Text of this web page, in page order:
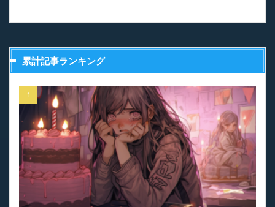
累計記事ランキング